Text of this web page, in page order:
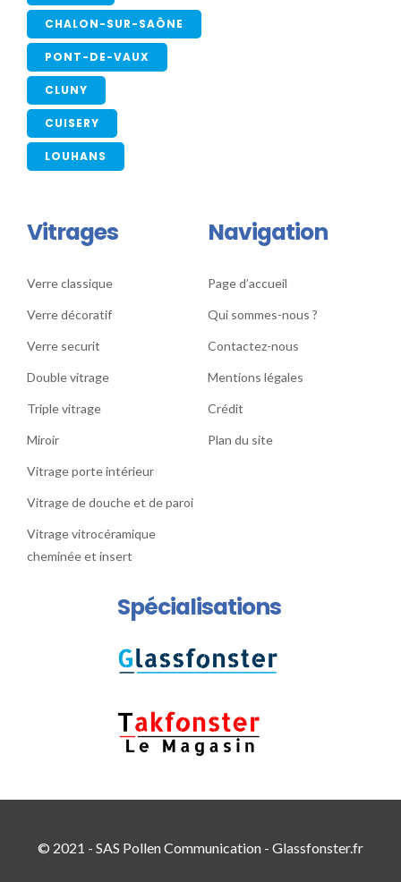
CHALON-SUR-SAÔNE
PONT-DE-VAUX
CLUNY
CUISERY
LOUHANS
Vitrages
Verre classique
Verre décoratif
Verre securit
Double vitrage
Triple vitrage
Miroir
Vitrage porte intérieur
Vitrage de douche et de paroi
Vitrage vitrocéramique
cheminée et insert
Navigation
Page d’accueil
Qui sommes-nous ?
Contactez-nous
Mentions légales
Crédit
Plan du site
Spécialisations
© 2021 - SAS Pollen Communication - Glassfonster.fr